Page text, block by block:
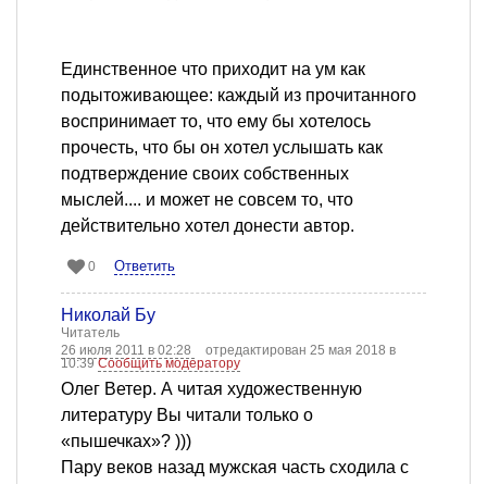
Единственное что приходит на ум как
подытоживающее: каждый из прочитанного
воспринимает то, что ему бы хотелось
прочесть, что бы он хотел услышать как
подтверждение своих собственных
мыслей.... и может не совсем то, что
действительно хотел донести автор.
0 Ответить
Николай Бу
Читатель
26 июля 2011 в 02:28
отредактирован 25 мая 2018 в
10:39Сообщить модератору
Олег Ветер. А читая художественную
литературу Вы читали только о
«пышечках»? )))
Пару веков назад мужская часть сходила с